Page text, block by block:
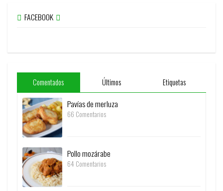
FACEBOOK
Comentados Últimos Etiquetas
Pavías de merluza
66 Comentarios
Pollo mozárabe
64 Comentarios